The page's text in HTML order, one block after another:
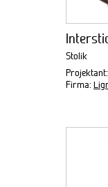
Stolik
Projektant:
Firma: